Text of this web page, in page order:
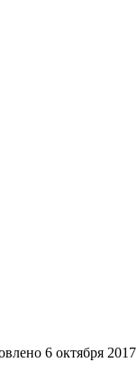
6 октября 2017